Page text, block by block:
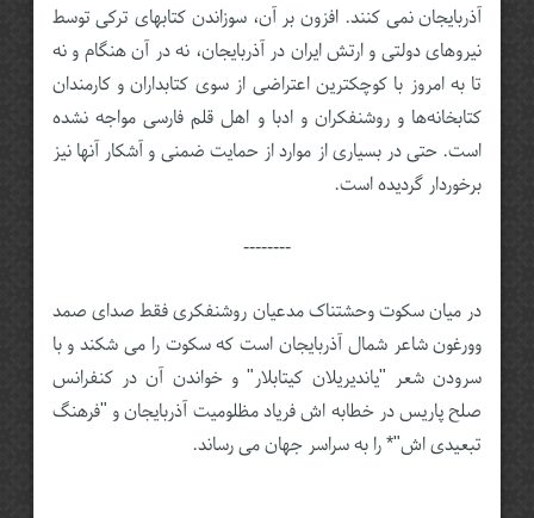
آذربایجان نمی کنند. افزون بر آن، سوزاندن کتابهای ترکی توسط
نیروهای دولتی و ارتش ایران در آذربایجان، نه در آن هنگام و نه
تا به امروز با کوچکترین اعتراضی از سوی کتابداران و کارمندان
کتابخانه‌ها و روشنفکران و ادبا و اهل قلم فارسی مواجه نشده
است. حتی در بسیاری از موارد از حمایت ضمنی و آشکار آنها نیز
برخوردار گردیده است.
--------
در میان سکوت وحشتناک مدعیان روشنفکری فقط صدای صمد
وورغون شاعر شمال آذربایجان است که سکوت را می شکند و با
سرودن شعر "یاندیریلان کیتابلار" و خواندن آن در کنفرانس
صلح پاریس در خطابه اش فریاد مظلومیت آذربایجان و "فرهنگ
تبعیدی اش"* را به سراسر جهان می رساند.